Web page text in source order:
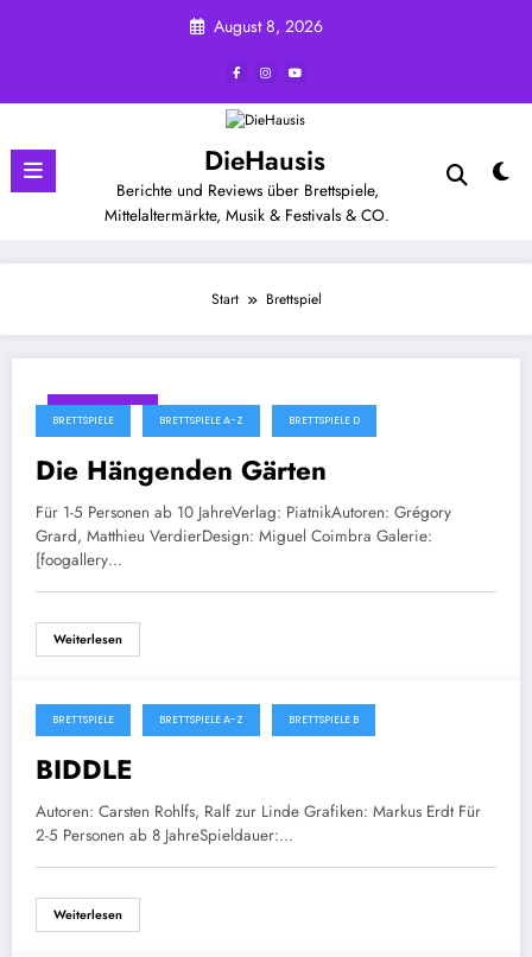
August 8, 2026
DieHausis
Berichte und Reviews über Brettspiele,
Mittelaltermärkte, Musik & Festivals & CO.
Start Brettspiel
Juli 27, 2026
BRETTSPIELE BRETTSPIELE A-Z BRETTSPIELE D
Die Hängenden Gärten
Für 1-5 Personen ab 10 JahreVerlag: PiatnikAutoren: Grégory
Grard, Matthieu VerdierDesign: Miguel Coimbra Galerie:
[foogallery…
Weiterlesen
November 20, 2025
BRETTSPIELE BRETTSPIELE A-Z BRETTSPIELE B
BIDDLE
Autoren: Carsten Rohlfs, Ralf zur Linde Grafiken: Markus Erdt Für
2-5 Personen ab 8 JahreSpieldauer:…
Weiterlesen